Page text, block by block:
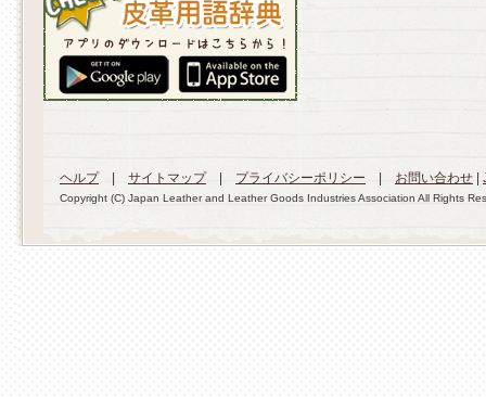
ヘルプ| サイトマップ| プライバシーポリシー お問い合わせ
Copyright (C) Japan Leather and Leather Goods Industries Association All Rights